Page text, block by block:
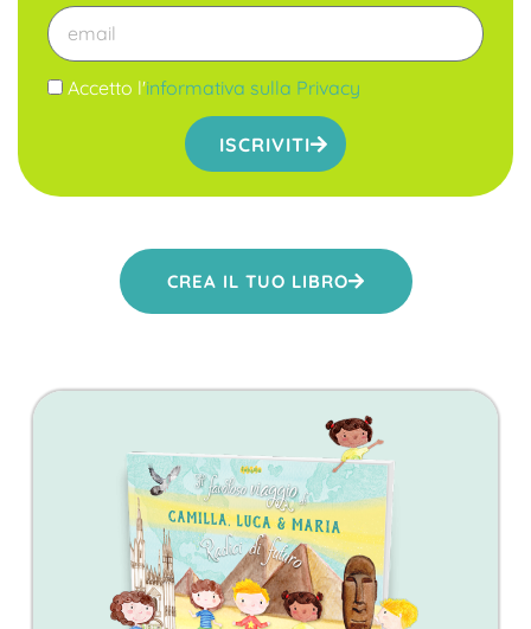
Accetto l'informativa sulla Privacy
ISCRIVITI
CREA IL TUO LIBRO